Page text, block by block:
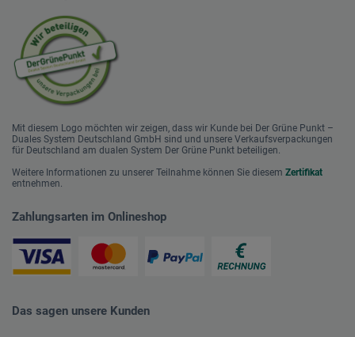
Mit diesem Logo möchten wir zeigen, dass wir Kunde bei Der Grüne Punkt –
Duales System Deutschland GmbH sind und unsere Verkaufsverpackungen
für Deutschland am dualen System Der Grüne Punkt beteiligen.
Weitere Informationen zu unserer Teilnahme können Sie diesem Zertifikat
entnehmen.
Zahlungsarten im Onlineshop
Das sagen unsere Kunden